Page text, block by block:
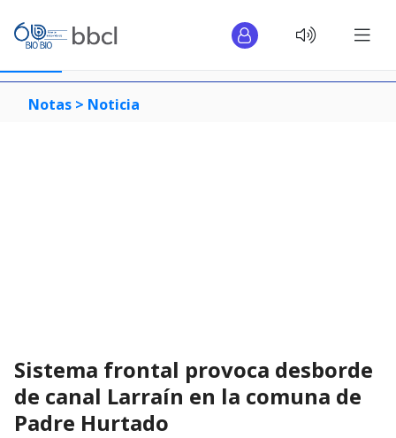
Notas > Noticia
Sistema frontal provoca desborde
de canal Larraín en la comuna de
Padre Hurtado